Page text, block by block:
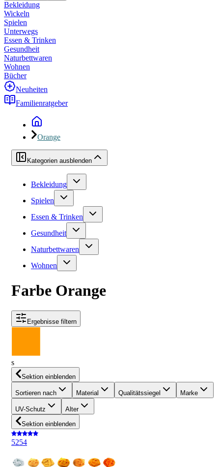
Bekleidung
Wickeln
Spielen
Unterwegs
Essen & Trinken
Gesundheit
Naturbettwaren
Wohnen
Bücher
Neuheiten
Familienratgeber
Orange
Kategorien ausblenden
Bekleidung
Spielen
Essen & Trinken
Gesundheit
Naturbettwaren
Wohnen
Farbe Orange
Ergebnisse filtern
s
Sektion einblenden
Sortieren nach Material Qualitätssiegel Marke
UV-Schutz
Alter
Sektion einblenden
5254